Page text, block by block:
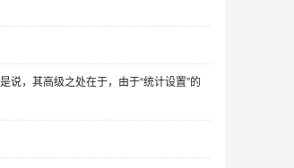
说，其高级之处在于，由于“统计设置”的